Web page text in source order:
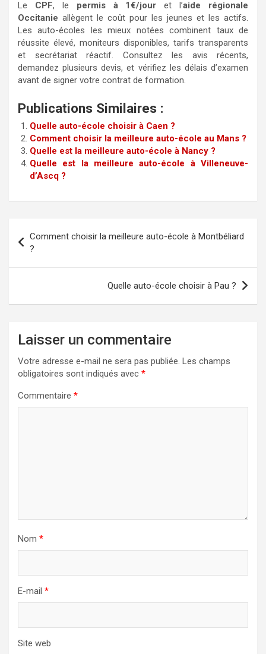
Le CPF, le permis à 1€/jour et l’aide régionale
Occitanie allègent le coût pour les jeunes et les actifs.
Les auto-écoles les mieux notées combinent taux de
réussite élevé, moniteurs disponibles, tarifs transparents
et secrétariat réactif. Consultez les avis récents,
demandez plusieurs devis, et vérifiez les délais d’examen
avant de signer votre contrat de formation.
Publications Similaires :
Quelle auto-école choisir à Caen ?
Comment choisir la meilleure auto-école au Mans ?
Quelle est la meilleure auto-école à Nancy ?
Quelle est la meilleure auto-école à Villeneuve-
d’Ascq ?
de
l’article
Comment choisir la meilleure auto-école à Montbéliard
?
Quelle auto-école choisir à Pau ?
Laisser un commentaire
Votre adresse e-mail ne sera pas publiée. Les champs
obligatoires sont indiqués avec *
Commentaire *
Nom *
E-mail *
Site web